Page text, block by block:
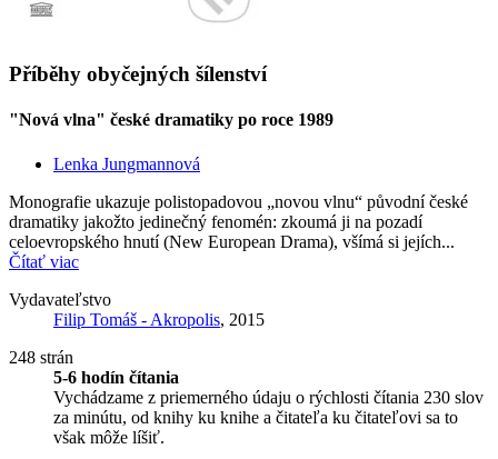
Příběhy obyčejných šílenství
"Nová vlna" české dramatiky po roce 1989
Lenka Jungmannová
Monografie ukazuje polistopadovou „novou vlnu“ původní české
dramatiky jakožto jedinečný fenomén: zkoumá ji na pozadí
celoevropského hnutí (New European Drama), všímá si jejích...
Čítať viac
Vydavateľstvo
Filip Tomáš - Akropolis, 2015
248 strán
5-6 hodín čítania
Vychádzame z priemerného údaju o rýchlosti čítania 230 slov
za minútu, od knihy ku knihe a čitateľa ku čitateľovi sa to
však môže líšiť.